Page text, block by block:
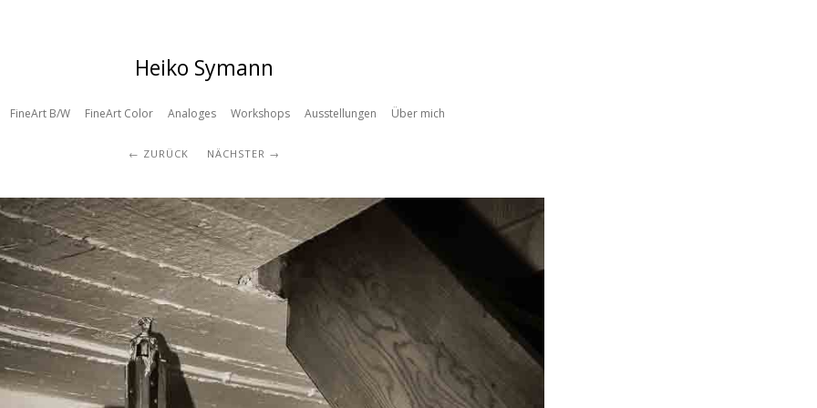
Heiko Symann
FineArt B/W FineArt Color Analoges Workshops Ausstellungen Über mich
ZURÜCK NÄCHSTER